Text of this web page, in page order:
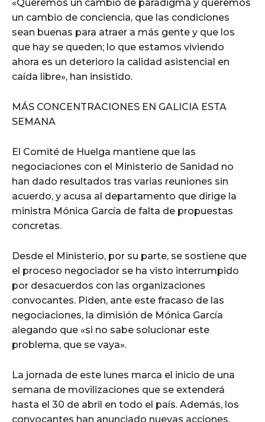
«Queremos un cambio de paradigma y queremos
un cambio de conciencia, que las condiciones
sean buenas para atraer a más gente y que los
que hay se queden; lo que estamos viviendo
ahora es un deterioro la calidad asistencial en
caída libre», han insistido.
MÁS CONCENTRACIONES EN GALICIA ESTA
SEMANA
El Comité de Huelga mantiene que las
negociaciones con el Ministerio de Sanidad no
han dado resultados tras varias reuniones sin
acuerdo, y acusa al departamento que dirige la
ministra Mónica García de falta de propuestas
concretas.
Desde el Ministerio, por su parte, se sostiene que
el proceso negociador se ha visto interrumpido
por desacuerdos con las organizaciones
convocantes. Piden, ante este fracaso de las
negociaciones, la dimisión de Mónica García
alegando que «si no sabe solucionar este
problema, que se vaya».
La jornada de este lunes marca el inicio de una
semana de movilizaciones que se extenderá
hasta el 30 de abril en todo el país. Además, los
convocantes han anunciado nuevas acciones,